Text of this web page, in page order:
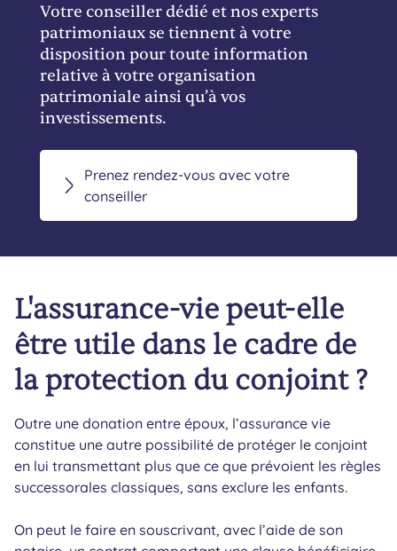
Votre conseiller dédié et nos experts
patrimoniaux se tiennent à votre
disposition pour toute information
relative à votre organisation
patrimoniale ainsi qu’à vos
investissements.
Prenez rendez-vous avec votre
conseiller
L'assurance-vie peut-elle
être utile dans le cadre de
la protection du conjoint ?
Outre une donation entre époux, l’assurance vie
constitue une autre possibilité de protéger le conjoint
en lui transmettant plus que ce que prévoient les règles
successorales classiques, sans exclure les enfants.
On peut le faire en souscrivant, avec l’aide de son